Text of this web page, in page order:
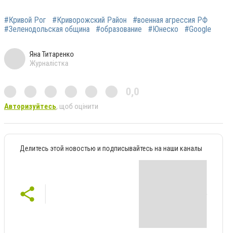
#Кривой Рог #Криворожский Район
#военная агрессия РФ
#Зеленодольская община
#образование #Юнеско #Google
Яна Титаренко
Журналістка
0,0
Авторизуйтесь, щоб оцінити
Делитесь этой новостью и подписывайтесь на наши каналы